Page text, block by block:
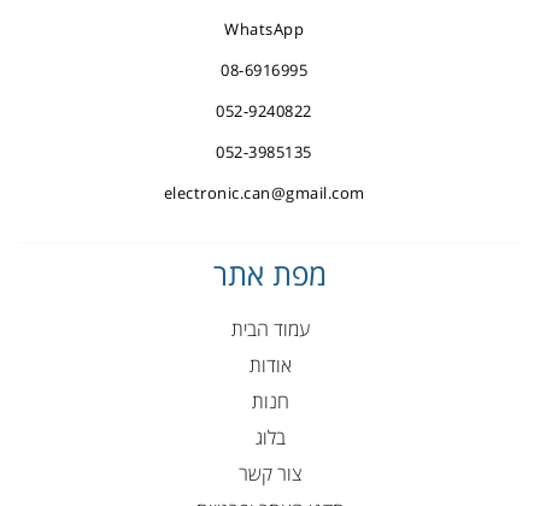
WhatsApp
08-6916995
052-9240822
052-3985135
electronic.can@gmail.com
מפת אתר
עמוד הבית
אודות
חנות
בלוג
צור קשר